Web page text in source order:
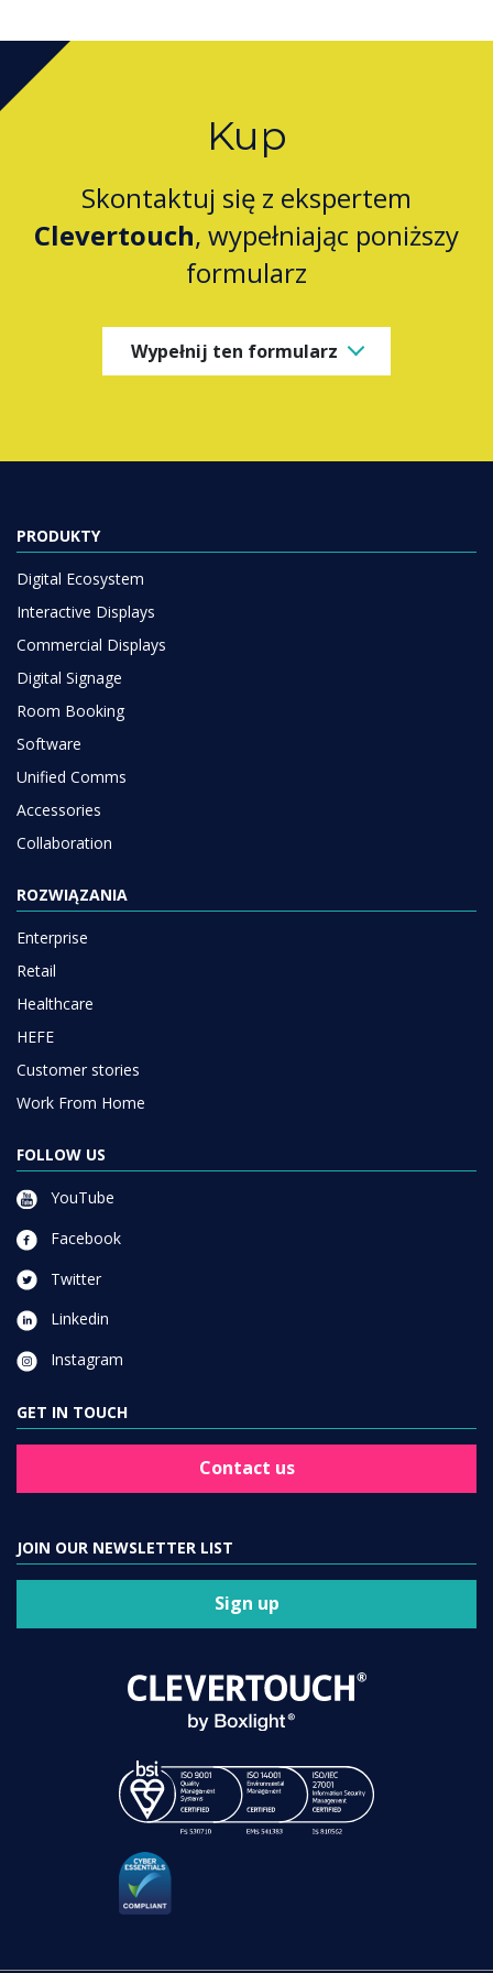
Kup
Skontaktuj się z ekspertem
Clevertouch, wypełniając poniższy
formularz
Wypełnij ten formularz
PRODUKTY
Digital Ecosystem
Interactive Displays
Commercial Displays
Digital Signage
Room Booking
Software
Unified Comms
Accessories
Collaboration
ROZWIĄZANIA
Enterprise
Retail
Healthcare
HEFE
Customer stories
Work From Home
FOLLOW US
YouTube
Facebook
Twitter
Linkedin
Instagram
GET IN TOUCH
Contact us
JOIN OUR NEWSLETTER LIST
Sign up